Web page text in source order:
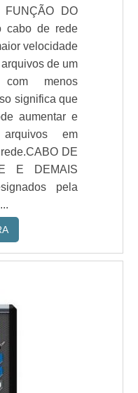
DO
cabo de rede
velocidade
de um
menos
significa que
aumentar e
em
DE
E DEMAIS
pela